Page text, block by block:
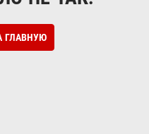
ГЛАВНУЮ